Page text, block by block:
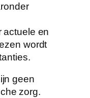
actuele en
wordt
geen
zorg.